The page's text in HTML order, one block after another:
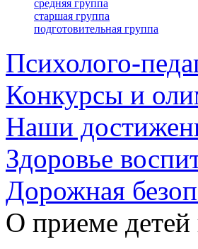
средняя группа
старшая группа
подготовительная группа
Психолого-
Конкурсы и
Наши
Здоровье
Дорожная
О приеме детей